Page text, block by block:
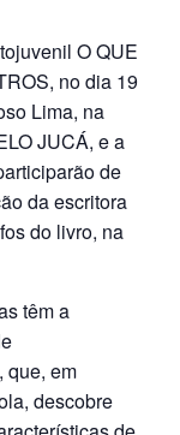
t
e
O QUE
no dia 19
Lima, na
JUCÁ, e a
de
da escritora
do livro, na
têm a
que, em
descobre